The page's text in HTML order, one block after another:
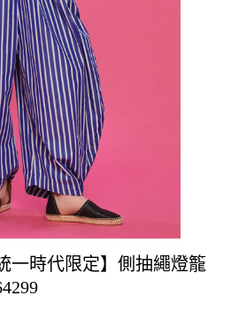
一時代限定】側抽繩燈籠